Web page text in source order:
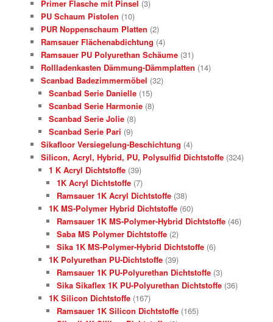
Primer Flasche mit Pinsel (3)
PU Schaum Pistolen (10)
PUR Noppenschaum Platten (2)
Ramsauer Flächenabdichtung (4)
Ramsauer PU Polyurethan Schäume (31)
Rollladenkasten Dämmung-Dämmplatten (14)
Scanbad Badezimmermöbel (32)
Scanbad Serie Danielle (15)
Scanbad Serie Harmonie (8)
Scanbad Serie Jolie (8)
Scanbad Serie Pari (9)
Sikafloor Versiegelung-Beschichtung (4)
Silicon, Acryl, Hybrid, PU, Polysulfid Dichtstoffe (324)
1 K Acryl Dichtstoffe (39)
1K Acryl Dichtstoffe (7)
Ramsauer 1K Acryl Dichtstoffe (38)
1K MS-Polymer Hybrid Dichtstoffe (60)
Ramsauer 1K MS-Polymer-Hybrid Dichtstoffe (46)
Saba MS Polymer Dichtstoffe (2)
Sika 1K MS-Polymer-Hybrid Dichtstoffe (6)
1K Polyurethan PU-Dichtstoffe (39)
Ramsauer 1K PU-Polyurethan Dichtstoffe (3)
Sika Sikaflex 1K PU-Polyurethan Dichtstoffe (36)
1K Silicon Dichtstoffe (167)
Ramsauer 1K Silicon Dichtstoffe (165)